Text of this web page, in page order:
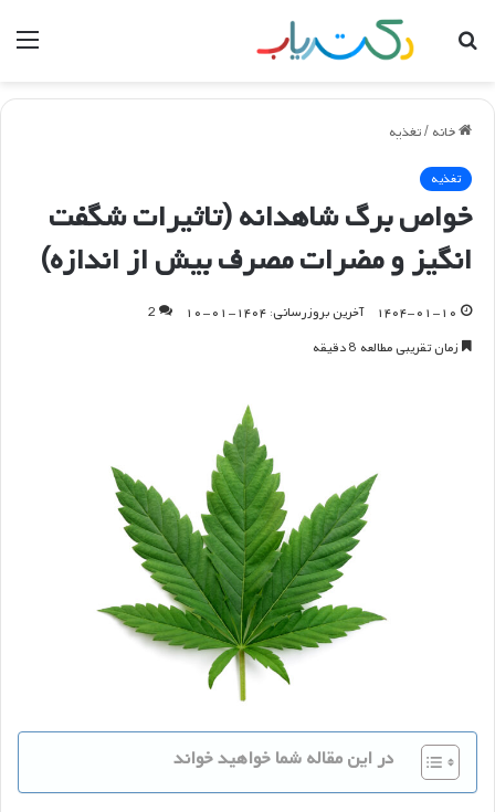
جستجو
خانه /تغذیه
تغذیه
خواص برگ شاهدانه (تاثیرات شگفت
انگیز و مضرات مصرف بیش از اندازه)
۱۴۰۴-۰۱-۱۰ آخرین بروزرسانی: ۱۴۰۴-۰۱-۱۰
2
زمان تقریبی مطالعه 8 دقیقه
در این مقاله شما خواهید خواند